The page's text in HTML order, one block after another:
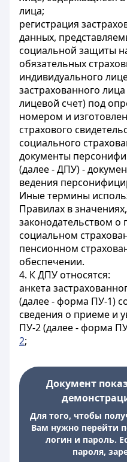
лица;
регистрация
данных,
социальной защиты
обязательных
индивидуального
застрахованного
лицевой счет) под
номером и
страхового
социального
документы
(далее - ДПУ) -
ведения
Иные термины
Правилах в
законодательством о
социальном
пенсионном
обеспечении.
4. К ДПУ относятся:
анкета
(далее - форма ПУ-1)
сведения о приеме и
ПУ-2 (далее - форма
2;
Документ
Для того, чтобы
Вам нужно перейти
логин и пароль.
пароля,